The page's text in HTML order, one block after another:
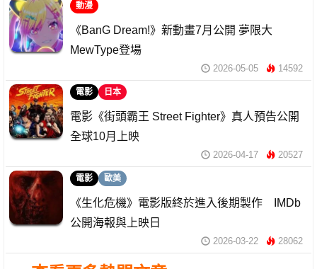
動漫
《BanG Dream!》新動畫7月公開 夢限大
MewType登場
2026-05-05 14592
電影 日本
電影《街頭霸王 Street Fighter》真人預告公開
全球10月上映
2026-04-17 20527
電影 歐美
《生化危機》電影版終於進入後期製作 IMDb
公開海報與上映日
2026-03-22 28062